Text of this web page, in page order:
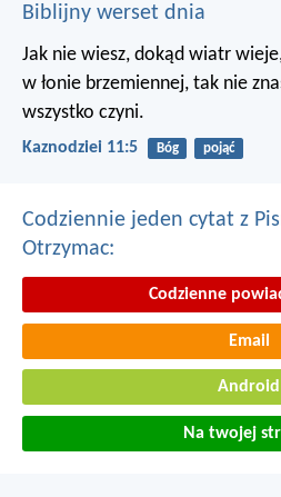
Biblijny werset dnia
Jak nie wiesz, dokąd wiatr
w łonie brzemiennej, tak nie
wszystko czyni.
Kaznodziei 11:5 Bóg pojąć
Codziennie jeden cytat z
Otrzymac:
Codzienne
Email
Android
Na twojej